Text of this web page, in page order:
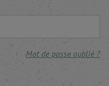
Mot de passe oublié ?